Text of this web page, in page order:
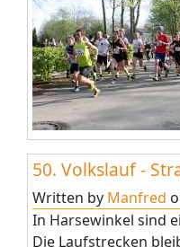
50. Volkslauf -
Written by Manfred
In Harsewinkel sind
Die Laufstrecken